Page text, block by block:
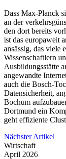
Dass Max-Planck
an der
den dort bereits
ist das europaweit
ansässig, das viele
Wissenschaftlern
Ausbildungsstätte
angewandte
auch die Bosch-
Datensicherheit,
Bochum
Dortmund ein
geht effiziente
Nächster Artikel
Wirtschaft
April 2026